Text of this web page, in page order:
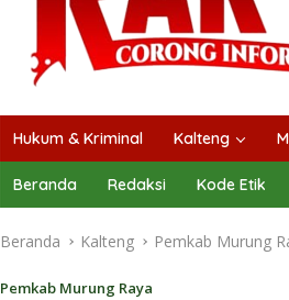
Hukum & Kriminal Kalteng
Beranda Redaksi Kode Etik
Beranda Kalteng Pemkab Murung
Pemkab Murung Raya